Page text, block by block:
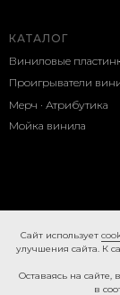
КАТАЛОГ
Виниловые
Проигрыватели
Мерч · Атрибутика
Мойка винила
Caйт иcпoльзуeт
улучшения сайта. К
Ocтaвaяcь нa caйтe,
в